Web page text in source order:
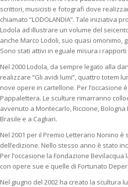
scrittori, musicisti e fotografi dove
chiamato “LODOLANDIA”. Tale iniziativa
Lodola ad illustrare un volume del
anche Marco Lodoli, suo quasi omonimo,
Sono stati attivi in eguale misura i
Nel 2000 Lodola, da sempre legato alla
realizzare “Gli avidi lumi”, quattro totem
nove opere in cartellone. Per
Pappalettera. Le sculture rimarranno
avvenuto a Montecarlo, Riccione,
Brasile e a Cagliari.
Nel 2001 per il Premio Letterario Nonino
dell’edizione. Nello stesso anno è stato
Per l’occasione la Fondazione
con opere sue e quelle di Fortunato
Nel giugno del 2002 ha creato la scultura